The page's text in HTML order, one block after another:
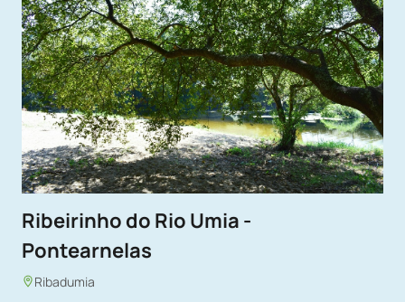
Ribeirinho do Rio Umia -
Pontearnelas
Ribadumia